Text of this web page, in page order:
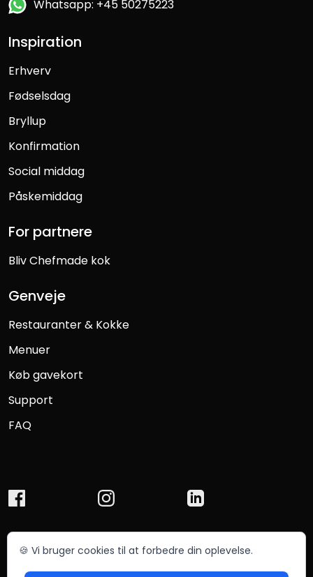
Whatsapp: +45 50275223
Inspiration
Erhverv
Fødselsdag
Bryllup
Konfirmation
Social middag
Påskemiddag
For partnere
Bliv Chefmade kok
Genveje
Restauranter & Kokke
Menuer
Køb gavekort
Support
FAQ
© Chefmade ApS 2025
Betingelser
🍪 Vi bruger cookies til at forbedre din oplevelse.